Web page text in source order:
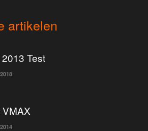
artikelen
Test